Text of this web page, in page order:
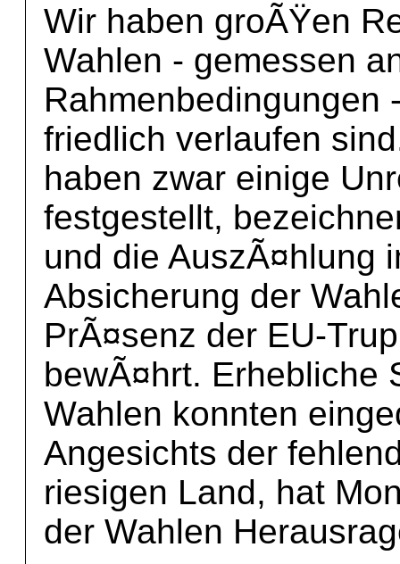
Wir haben groÃŸen
Wahlen - gemessen
Rahmenbedingungen
friedlich verlaufen
haben zwar einige
festgestellt,
und die AuszÃ¤hlung
Absicherung der
PrÃ¤senz der EU-
bewÃ¤hrt. Erhebliche
Wahlen konnten
Angesichts der
riesigen Land, hat
der Wahlen